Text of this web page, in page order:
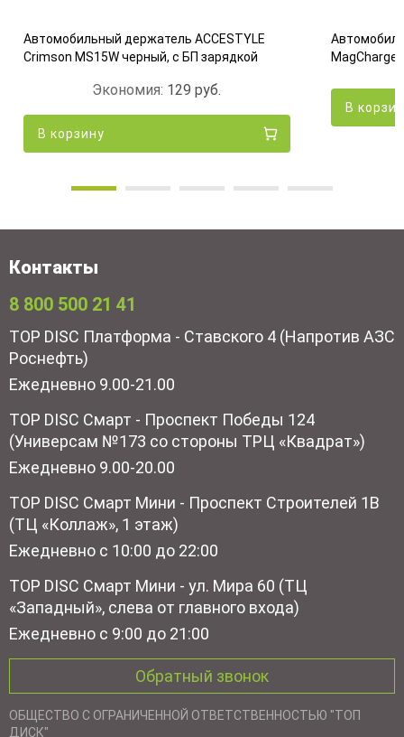
Автомобильный держатель ACCESTYLE
Crimson MS15W черный, с БП зарядкой
Экономия: 129руб.
В корзину
MagCharge
В
Контакты
8 800 500 21 41
TOP DISC Платформа - Ставского 4 (Напротив АЗС
Роснефть)
Ежедневно 9.00-21.00
TOP DISC Смарт - Проспект Победы 124
(Универсам №173 со стороны ТРЦ «Квадрат»)
Ежедневно 9.00-20.00
TOP DISC Смарт Мини - Проспект Строителей 1В
(ТЦ «Коллаж», 1 этаж)
Ежедневно с 10:00 до 22:00
TOP DISC Смарт Мини - ул. Мира 60 (ТЦ
«Западный», слева от главного входа)
Ежедневно с 9:00 до 21:00
Обратный звонок
ОБЩЕСТВО С ОГРАНИЧЕННОЙ ОТВЕТСТВЕННОСТЬЮ "ТОП
ДИСК"